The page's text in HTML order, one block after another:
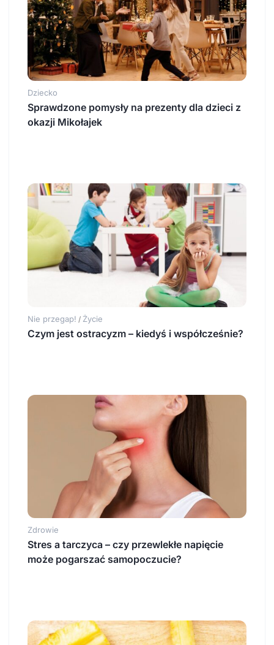
Dziecko
Sprawdzone pomysły na prezenty dla dzieci z
okazji Mikołajek
Nie przegap! / Życie
Czym jest ostracyzm – kiedyś i współcześnie?
Zdrowie
Stres a tarczyca – czy przewlekłe napięcie
może pogarszać samopoczucie?